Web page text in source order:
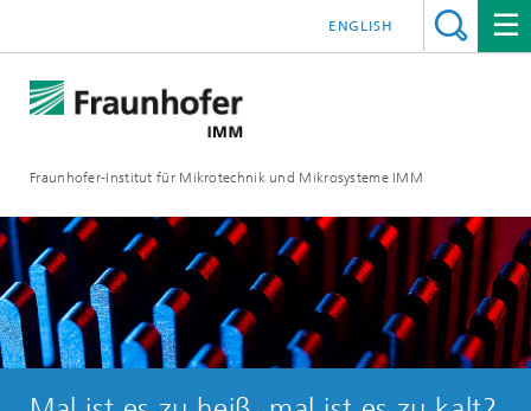
Fraunhofer-Institut für Mikrotechnik und Mikrosysteme IMM
ENGLISH